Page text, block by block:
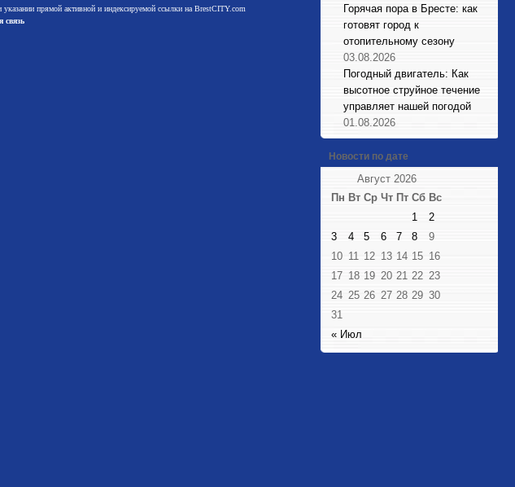
прямой активной и индексируемой ссылки на BrestCITY.com
связь
Горячая пора в Бресте: как
готовят город к
отопительному сезону
03.08.2026
Погодный двигатель: Как
высотное струйное течение
управляет нашей погодой
01.08.2026
Новости по дате
Август 2026
Пн Вт Ср Чт Пт Сб Вс
« Июл
1
2
3
4 5 6 7 8
9
10 11 12 13 14 15 16
17 18 19 20 21 22 23
24 25 26 27 28 29 30
31